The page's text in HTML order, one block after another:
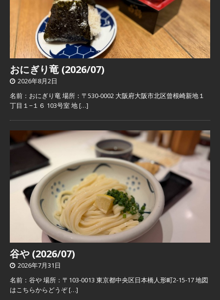
おにぎり竜 (2026/07)
2026年8月2日
名前：おにぎり竜 場所：〒530-0002 大阪府大阪市北区曾根崎新地１
丁目１−１６ 103号室 地[…]
谷や (2026/07)
2026年7月31日
名前：谷や 場所：〒103-0013 東京都中央区日本橋人形町2-15-17 地図
はこちらからどうぞ[…]